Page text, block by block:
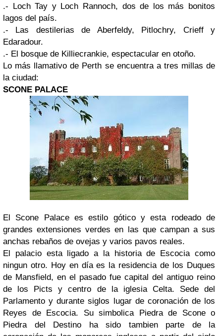
.- Loch Tay y Loch Rannoch, dos de los más bonitos
lagos del país.
.- Las destilerias de Aberfeldy, Pitlochry, Crieff y
Edaradour.
.- El bosque de Killiecrankie, espectacular en otoño.
Lo más llamativo de Perth se encuentra a tres millas de
la ciudad:
SCONE PALACE
El Scone Palace es estilo gótico y esta rodeado de
grandes extensiones verdes en las que campan a sus
anchas rebaños de ovejas y varios pavos reales.
El palacio esta ligado a la historia de Escocia como
ningun otro. Hoy en día es la residencia de los Duques
de Mansfield, en el pasado fue capital del antiguo reino
de los Picts y centro de la iglesia Celta. Sede del
Parlamento y durante siglos lugar de coronación de los
Reyes de Escocia. Su simbolica Piedra de Scone o
Piedra del Destino ha sido tambien parte de la